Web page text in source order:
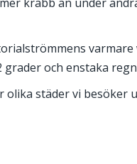
och enstaka
städer vi besöker